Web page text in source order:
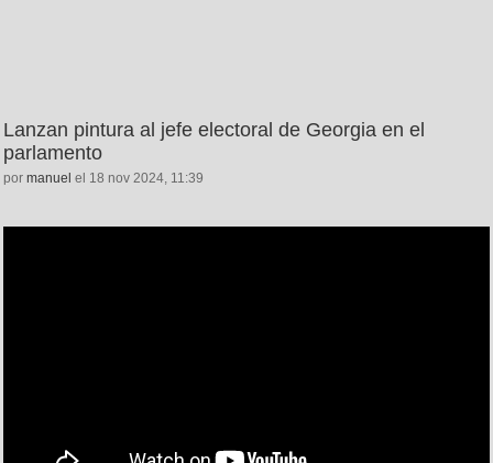
Lanzan pintura al jefe electoral de Georgia en el
parlamento
por manuel el 18 nov 2024, 11:39